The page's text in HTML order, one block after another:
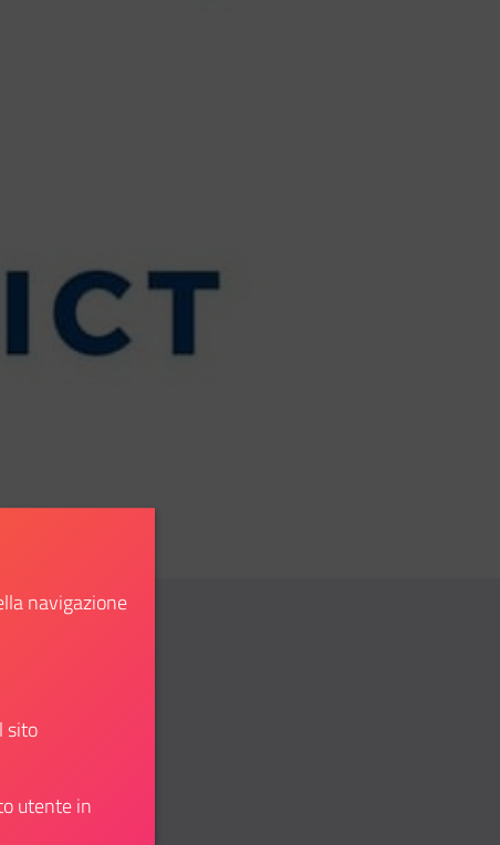
navigazione
sito
utente in